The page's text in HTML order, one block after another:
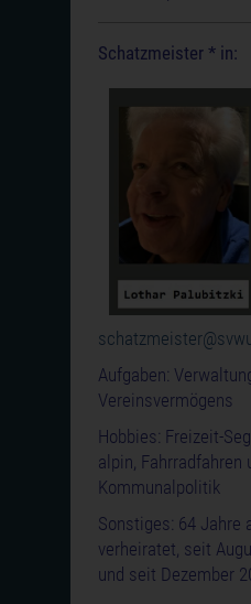
Schatzmeister * in:
Aufgaben:
Vereinsvermögens
Hobbies: Freizeit-
alpin, Fahrradfahren
Kommunalpolitik
Sonstiges: 64 Jahre
verheiratet, seit
und seit Dezember